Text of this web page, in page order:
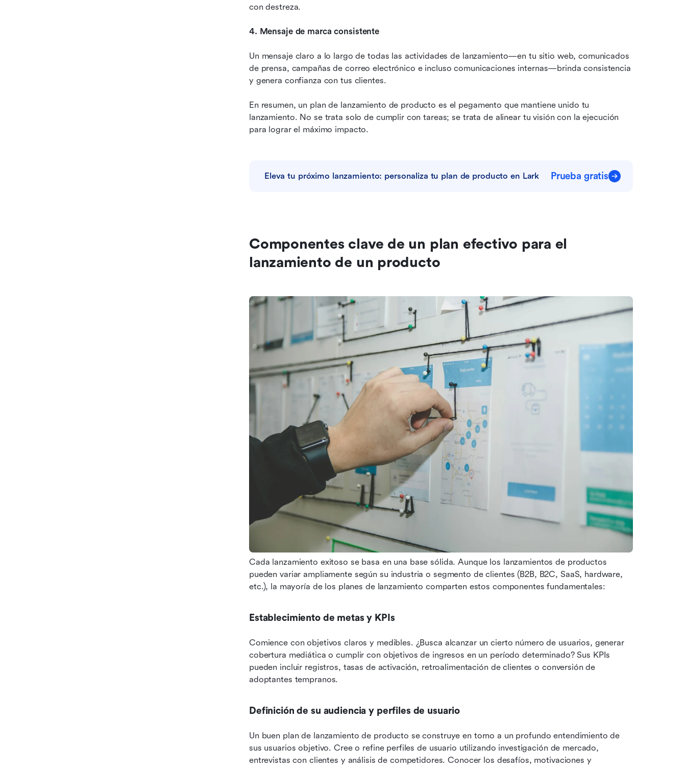
con destreza.
4. Mensaje de marca consistente
Un mensaje claro a lo largo de todas las actividades de lanzamiento—en tu sitio web, comunicados
de prensa, campañas de correo electrónico e incluso comunicaciones internas—brinda consistencia
y genera confianza con tus clientes.
En resumen, un plan de lanzamiento de producto es el pegamento que mantiene unido tu
lanzamiento. No se trata solo de cumplir con tareas; se trata de alinear tu visión con la ejecución
para lograr el máximo impacto.
Eleva tu próximo lanzamiento: personaliza tu plan de producto en Lark Prueba gratis
Componentes clave de un plan efectivo para el
lanzamiento de un producto
Cada lanzamiento exitoso se basa en una base sólida. Aunque los lanzamientos de productos
pueden variar ampliamente según su industria o segmento de clientes (B2B, B2C, SaaS, hardware,
etc.), la mayoría de los planes de lanzamiento comparten estos componentes fundamentales:
Establecimiento de metas y KPIs
Comience con objetivos claros y medibles. ¿Busca alcanzar un cierto número de usuarios, generar
cobertura mediática o cumplir con objetivos de ingresos en un período determinado? Sus KPIs
pueden incluir registros, tasas de activación, retroalimentación de clientes o conversión de
adoptantes tempranos.
Definición de su audiencia y perfiles de usuario
Un buen plan de lanzamiento de producto se construye en torno a un profundo entendimiento de
sus usuarios objetivo. Cree o refine perfiles de usuario utilizando investigación de mercado,
entrevistas con clientes y análisis de competidores. Conocer los desafíos, motivaciones y